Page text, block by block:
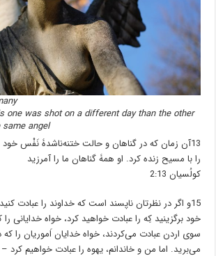
one was shot on a different day than the other
angel
13آن زمان که در گناهان و حالت ختنه‌ناشدۀ نَفْس خود
را با مسیح زنده کرد. او همۀ گناهان ما را آمرزید
کولُسیان 2:13
15و اگر در نظرتان ناپسند است که خداوند را عبادت
خود برگزینید کِه را عبادت خواهید کرد، خواه خدایانی را
سوی اردن عبادت می‌کردند، خواه خدایان اَموریان را
می‌برید. اما من و خاندانم، یهوه را عبادت خواهیم کرد –